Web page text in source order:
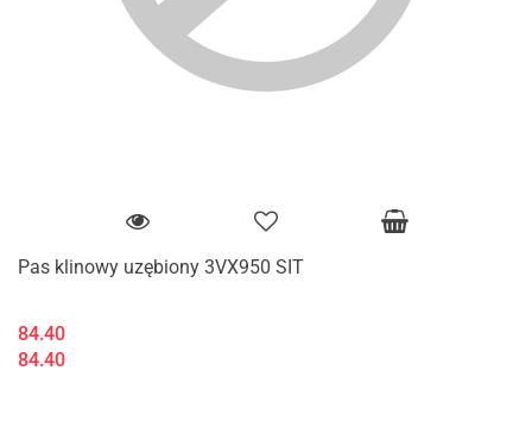
Pas klinowy uzębiony 3VX950 SIT
84.40
84.40